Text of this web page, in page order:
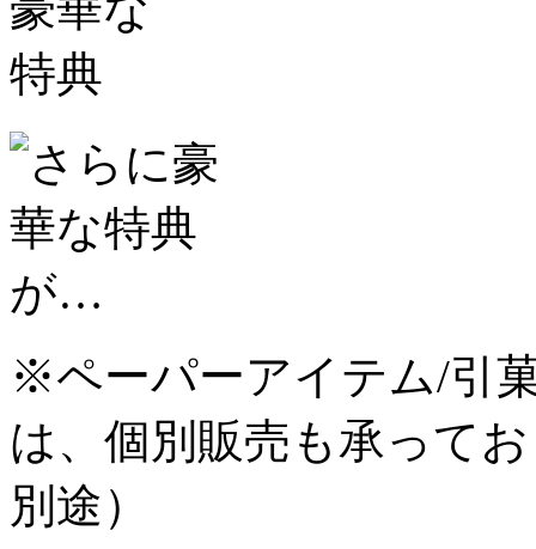
※ペーパーアイテム/引
は、個別販売も承って
別途）